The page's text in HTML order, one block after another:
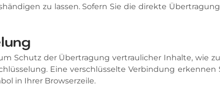
zu lassen. Sofern Sie die direkte
Schutz der Übertragung vertraulicher Inhalte, wie
Eine verschlüsselte Verbindung
in Ihrer Browserzeile.